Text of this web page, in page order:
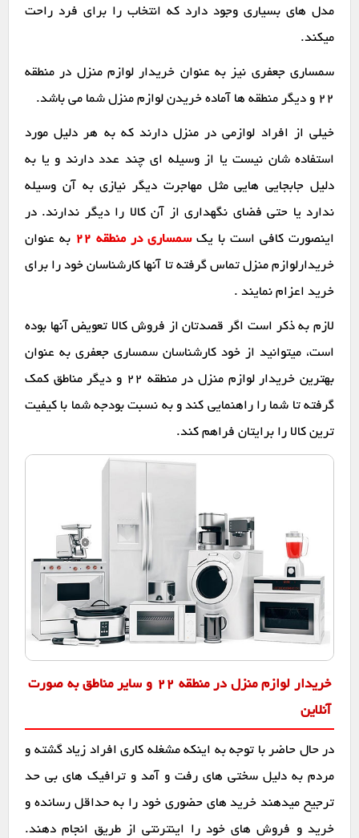
مدل های بسیاری وجود دارد که انتخاب را برای فرد راحت
میکند.
سمساری جعفری نیز به عنوان خریدار لوازم منزل در منطقه
22 و دیگر منطقه ها آماده خریدن لوازم منزل شما می باشد.
خیلی از افراد لوازمی در منزل دارند که به هر دلیل مورد
استفاده شان نیست یا از وسیله ای چند عدد دارند و یا به
دلیل جابجایی هایی مثل مهاجرت دیگر نیازی به آن وسیله
ندارد یا حتی فضای نگهداری از آن کالا را دیگر ندارند. در
اینصورت کافی است با یکسمساری در منطقه 22
به عنوان
خریدارلوازم منزل تماس گرفته تا آنها کارشناسان خود را برای
خرید اعزام نمایند .
لازم به ذکر است اگر قصدتان از فروش کالا تعویض آنها بوده
است، میتوانید از خود کارشناسان سمساری جعفری به عنوان
بهترین خریدار لوازم منزل در منطقه 22 و دیگر مناطق کمک
گرفته تا شما را راهنمایی کند و به نسبت بودجه شما با کیفیت
ترین کالا را برایتان فراهم کند.
خریدار لوازم منزل در منطقه 22 و سایر مناطق به صورت
آنلاین
در حال حاضر با توجه به اینکه مشغله کاری افراد زیاد گشته و
مردم به دلیل سختی های رفت و آمد و ترافیک های بی حد
ترجیح میدهند خرید های حضوری خود را به حداقل رسانده و
خرید و فروش های خود را اینترنتی از طریق انجام دهند.